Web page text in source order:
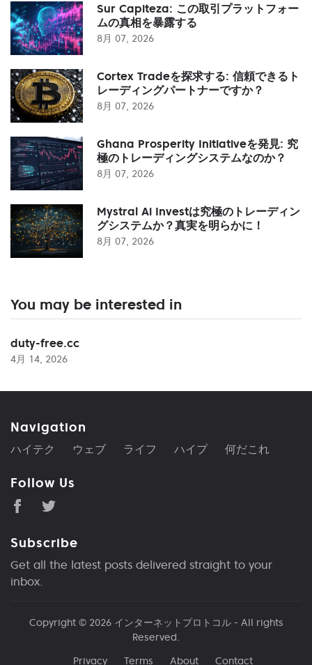
Sur Capiteza: この取引プラットフォー
ムの真相を暴露する
8月 07, 2026
Cortex Tradeを探求する: 信頼できるト
レーディングパートナーですか？
8月 07, 2026
Ghana Prosperity Initiativeを発見: 究
極のトレーディングシステムなのか？
8月 07, 2026
Mystral Ai Investは究極のトレーディン
グシステムか？真実を明らかに！
8月 07, 2026
You may be interested in
duty-free.cc
4月 14, 2026
Navigation
ハイテク ウェブ ライフ ハイプ 何だこれ
Follow Us
Subscribe
Get all the latest posts delivered straight to your
inbox.
Copyright © 2026 インターネットプロトコル- All rights
Reserved.
Privacy
Terms About Contact